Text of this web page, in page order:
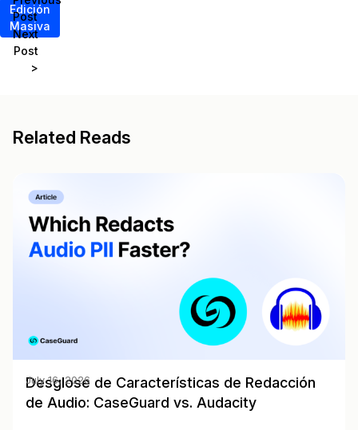
Edición
Masiva
Post
Next
Post
>
Related Reads
Desglose de Características de Redacción
de Audio: CaseGuard vs. Audacity
July 16, 2026